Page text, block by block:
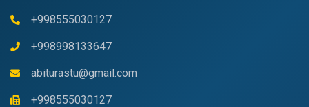
+998555030127
+998998133647
abiturastu@gmail.com
+998555030127